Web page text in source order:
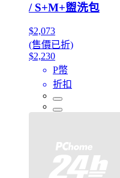
/ S+M+盥洗包
$2,073
(售價已折)
$2,230
P幣
折扣